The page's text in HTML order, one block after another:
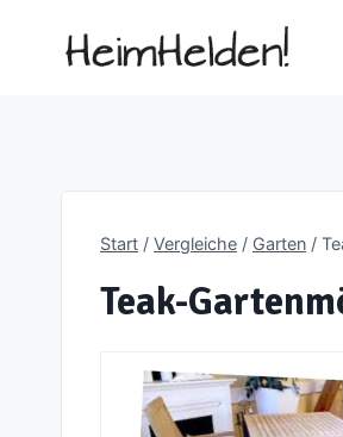
Start / Vergleiche / Garten /
Teak-